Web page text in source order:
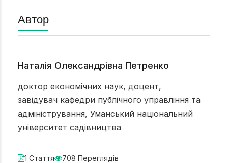
Автор
Наталія Олександрівна Петренко
доктор економічних наук, доцент,
завідувач кафедри публічного управління та
адміністрування, Уманський національний
університет садівництва
1 Стаття 708 Переглядів